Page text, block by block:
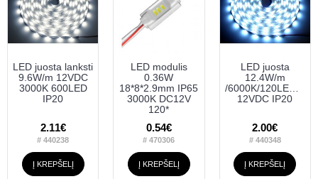
LED juosta lanksti
9.6W/m 12VDC
3000K 600LED
IP20
2.11€
# 440238
Į KREPŠELĮ
LED modulis
0.36W
18*8*2.9mm IP65
3000K DC12V
120*
0.54€
# 470306
Į KREPŠELĮ
LED juosta
12.4W/m
/6000K/120LED/m
12VDC IP20
2.00€
# 440348
Į KREPŠELĮ